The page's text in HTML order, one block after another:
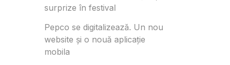
surprize în festival
Pepco se digitalizează. Un nou
website și o nouă aplicație
mobila